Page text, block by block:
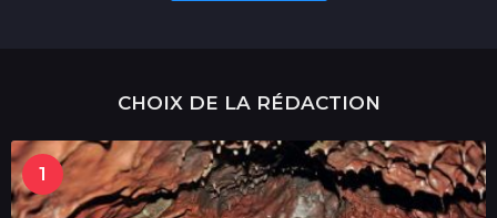
CHOIX DE LA RÉDACTION
1